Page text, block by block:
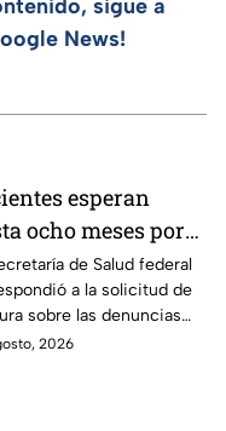
sigue a
News!
esperan
ocho meses por
especializada
hospital “Dr.
Gea González”
de Salud federal
a la solicitud de
sobre las denuncias
citas en el hospital
2026